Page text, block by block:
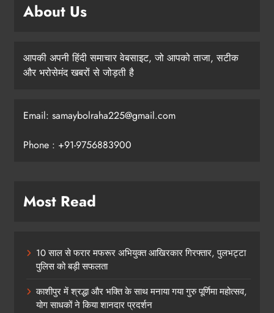
About Us
आपकी अपनी हिंदी समाचार वेबसाइट, जो आपको ताजा, सटीक
और भरोसेमंद खबरों से जोड़ती है
Email: samaybolraha225@gmail.com
Phone : +91-9756883900
Most Read
10 साल से फरार मफरूर अभियुक्त आखिरकार गिरफ्तार, पुलभट्टा
पुलिस को बड़ी सफलता
काशीपुर में श्रद्धा और भक्ति के साथ मनाया गया गुरु पूर्णिमा महोत्सव,
योग साधकों ने किया शानदार प्रदर्शन